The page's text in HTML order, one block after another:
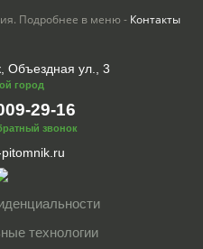
Подробнее в меню - Контакты
Объездная ул., 3
город
29-16
звонок
технологии